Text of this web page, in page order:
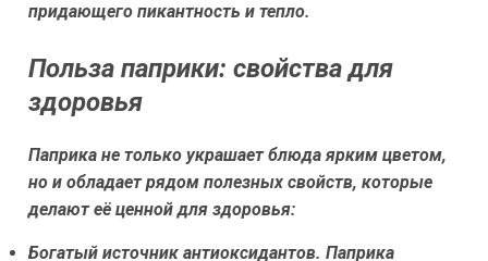
придающего пикантность и тепло.
Польза паприки: свойства для
здоровья
Паприка не только украшает блюда ярким цветом,
но и обладает рядом полезных свойств, которые
делают её ценной для здоровья:
Богатый источник антиоксидантов. Паприка